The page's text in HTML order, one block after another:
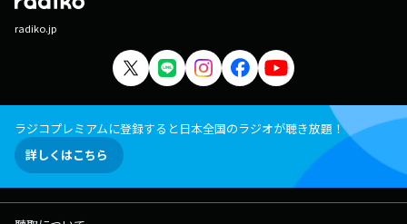
radiko.jp
ラジコプレミアムに登録すると日本全国のラジオが聴き放題！
詳しくはこちら